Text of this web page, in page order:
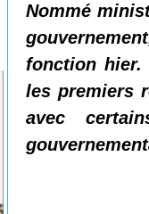
Nommé
fonction hier.
les premiers
avec